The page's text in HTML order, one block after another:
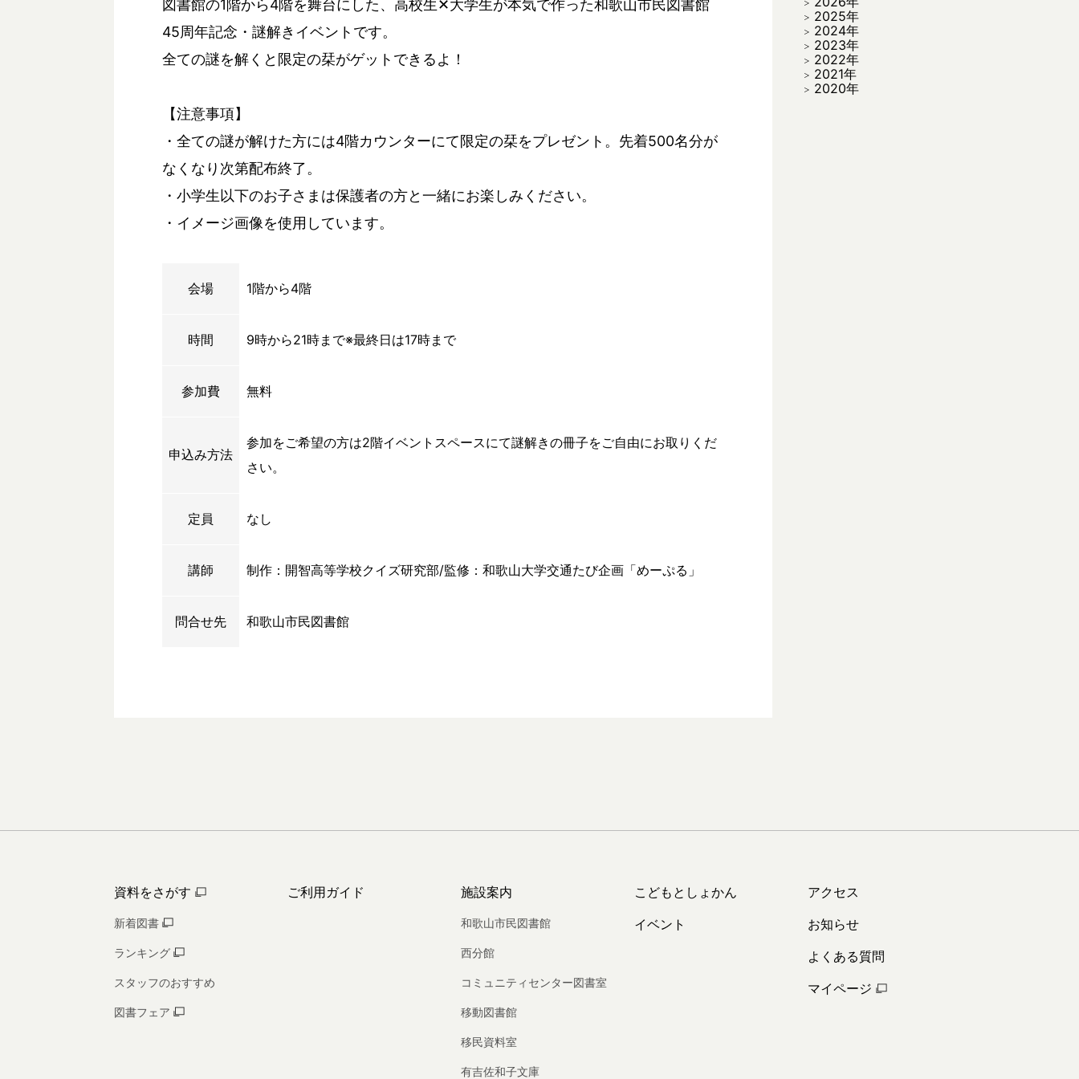
図書館の1階から4階を舞台にした、高校生✕大学生が本気で作った和歌山市民図書館
45周年記念・謎解きイベントです。
全ての謎を解くと限定の栞がゲットできるよ！
【注意事項】
・全ての謎が解けた方には4階カウンターにて限定の栞をプレゼント。先着500名分が
なくなり次第配布終了。
・小学生以下のお子さまは保護者の方と一緒にお楽しみください。
・イメージ画像を使用しています。
会場 1階から4階
時間 9時から21時まで※最終日は17時まで
参加費 無料
申込み方法
参加をご希望の方は2階イベントスペースにて謎解きの冊子をご自由にお取りくだ
さい。
定員 なし
講師 制作：開智高等学校クイズ研究部/監修：和歌山大学交通たび企画「めーぷる」
問合せ先 和歌山市民図書館
2025年
2024年
2023年
2022年
2021年
2020年
資料をさがす
新着図書
ランキング
スタッフのおすすめ
図書フェア
ご利用ガイド 施設案内
和歌山市民図書館
西分館
コミュニティセンター図書室
移動図書館
移民資料室
有吉佐和子文庫
こどもとしょかん
イベント
アクセス
お知らせ
よくある質問
マイページ